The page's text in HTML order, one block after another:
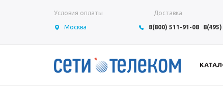
Условия оплаты Доставка
Москва 8(800) 511-91-08